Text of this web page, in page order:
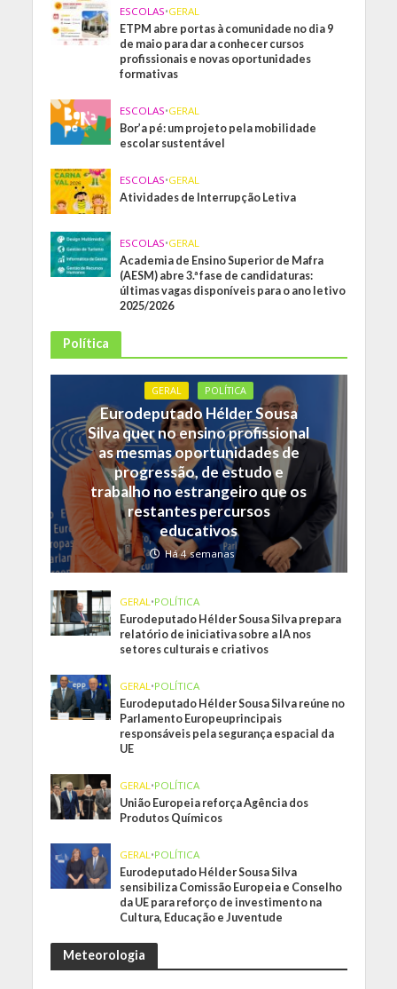
ESCOLAS•GERAL
ETPM abre portas à comunidade no dia 9
de maio para dar a conhecer cursos
profissionais e novas oportunidades
formativas
ESCOLAS•GERAL
Bor’a pé: um projeto pela mobilidade
escolar sustentável
ESCOLAS•GERAL
Atividades de Interrupção Letiva
ESCOLAS•GERAL
Academia de Ensino Superior de Mafra
(AESM) abre 3.ª fase de candidaturas:
últimas vagas disponíveis para o ano letivo
2025/2026
Política
GERAL POLÍTICA
Eurodeputado Hélder Sousa
Silva quer no ensino profissional
as mesmas oportunidades de
progressão, de estudo e
trabalho no estrangeiro que os
restantes percursos
educativos
Há 4 semanas
GERAL•POLÍTICA
Eurodeputado Hélder Sousa Silva prepara
relatório de iniciativa sobre a IA nos
setores culturais e criativos
GERAL•POLÍTICA
Eurodeputado Hélder Sousa Silva reúne no
Parlamento Europeuprincipais
responsáveis pela segurança espacial da
UE
GERAL•POLÍTICA
União Europeia reforça Agência dos
Produtos Químicos
GERAL•POLÍTICA
Eurodeputado Hélder Sousa Silva
sensibiliza Comissão Europeia e Conselho
da UE para reforço de investimento na
Cultura, Educação e Juventude
Meteorologia